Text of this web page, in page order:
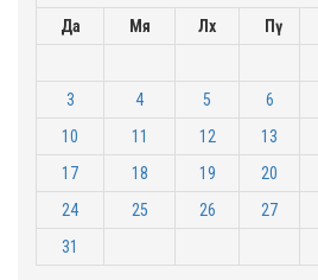
Да
Мя Лх Пү
3
4 5 6
10
11 12 13
17
18 19 20
24
25 26 27
31